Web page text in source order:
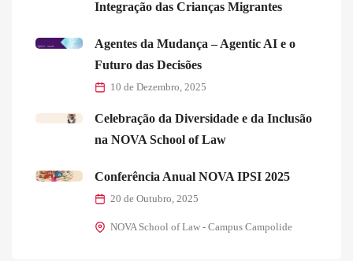
Integração das Crianças Migrantes
Agentes da Mudança – Agentic AI e o
Futuro das Decisões
10 de Dezembro, 2025
Celebração da Diversidade e da Inclusão
na NOVA School of Law
Conferência Anual NOVA IPSI 2025
20 de Outubro, 2025
NOVA School of Law - Campus Campolide